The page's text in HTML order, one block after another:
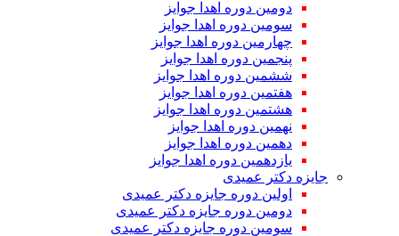
دومین دوره اهدا جوایز
سومین دوره اهدا جوایز
چهارمین دوره اهدا جوایز
پنجمین دوره اهدا جوایز
ششمین دوره اهدا جوایز
هفتمین دوره اهدا جوایز
هشتمین دوره اهدا جوایز
نهمین دوره اهدا جوایز
دهمین دوره اهدا جوایز
یازدهمین دوره اهدا جوایز
جایزه دکتر عمیدی
اولین دوره جایزه دکتر عمیدی
دومین دوره جایزه دکتر عمیدی
سومین دوره جایزه دکتر عمیدی